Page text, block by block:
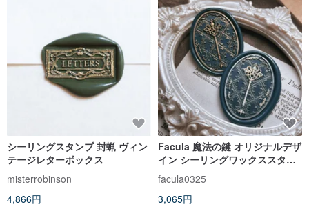
シーリングスタンプ 封蝋 ヴィン
テージレターボックス
misterrobinson
4,866円
Facula 魔法の鍵 オリジナルデザ
イン シーリングワックススタン
プ
facula0325
3,065円